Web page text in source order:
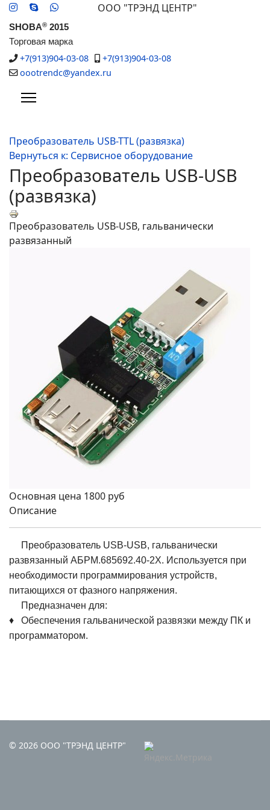
ООО "ТРЭНД ЦЕНТР"
SHOBA® 2015
Торговая марка
+7(913)904-03-08
+7(913)904-03-08
oootrendc@yandex.ru
Преобразователь USB-TTL (развязка)
Вернуться к: Сервисное оборудование
Преобразователь USB-USB
(развязка)
Преобразователь USB-USB, гальванически
развязанный
Основная цена 1800 руб
Описание
Преобразователь USB-USB, гальванически
развязанный АБРМ.685692.40-2X. Используется при
необходимости программирования устройств,
питающихся от фазного напряжения.
Предназначен для:
♦ Обеспечения гальванической развязки между ПК и
программатором.
© 2026 ООО "ТРЭНД ЦЕНТР"